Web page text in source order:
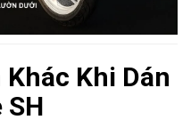
Khi Dán
SH